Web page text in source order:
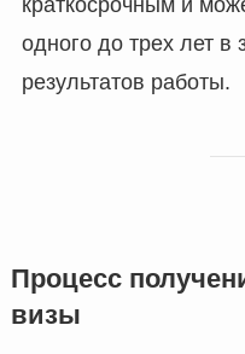
краткосрочным и
одного до трех лет в
результатов работы.
Процесс
визы